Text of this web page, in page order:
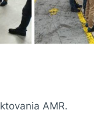
AMR.